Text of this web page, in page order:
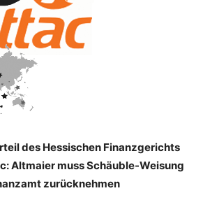
des Hessischen Finanzgerichts
Altmaier muss Schäuble-Weisung
zurücknehmen